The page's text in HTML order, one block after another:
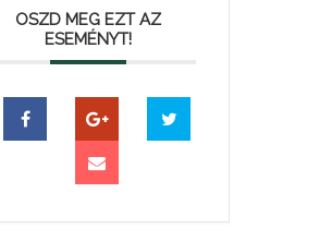
OSZD MEG EZT AZ
ESEMÉNYT!